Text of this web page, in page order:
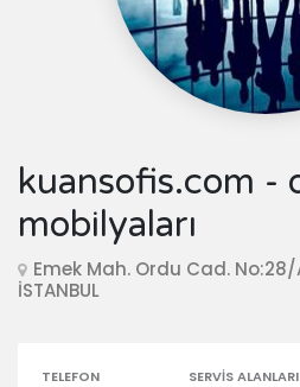
kuansofis.com -
mobilyaları
Emek Mah. Ordu Cad.
İSTANBUL
TELEFON SERVIS ALANLARI